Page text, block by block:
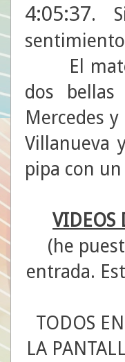
4:05:37.
El
dos
Mercedes
Villanueva
pipa con
VIDEOS
(he
entrada.
TODOS
LA